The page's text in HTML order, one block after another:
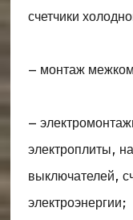
счетчики
– монтаж
–
электроплиты,
выключателей,
электроэнергии;